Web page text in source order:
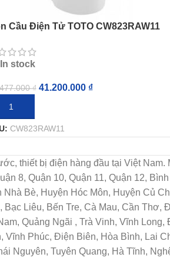
Cầu Điện Tử TOTO CW823RAW11
In stock
₫ 41.200.000 ₫
VÀO GIỎ HÀNG
CW823RAW11
thiết bị điện hàng đầu tại Việt
8, Quận 10, Quận 11, Quận 12,
Bè, Huyện Hóc Môn, Huyện Củ
Liêu, Bến Tre, Cà Mau, Cần
Quảng Ngãi , Trà Vinh, Vĩnh
Phúc, Điện Biên, Hòa Bình, Lai
Nguyên, Tuyên Quang, Hà Tĩnh,